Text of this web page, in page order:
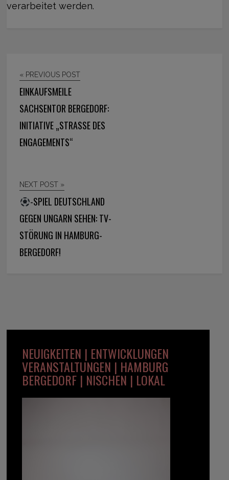
verarbeitet werden.
« PREVIOUS POST
EINKAUFSMEILE
SACHSENTOR BERGEDORF:
INITIATIVE „STRASSE DES E
NGAGEMENTS“
NEXT POST »
-SPIEL DEUTSCHLAND
GEGEN UNGARN SEHEN: TV-
STÖRUNG IN HAMBURG-
BERGEDORF!
NEUIGKEITEN | ENTWICKLUNGEN
VERANSTALTUNGEN | HAMBURG
BERGEDORF | NISCHEN | LOKAL